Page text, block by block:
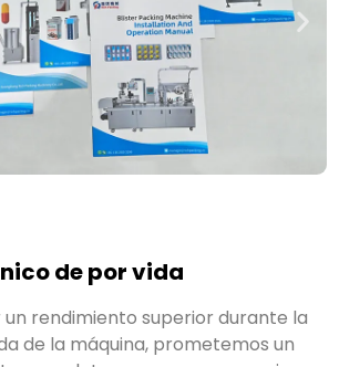
de por vida
un rendimiento superior durante la